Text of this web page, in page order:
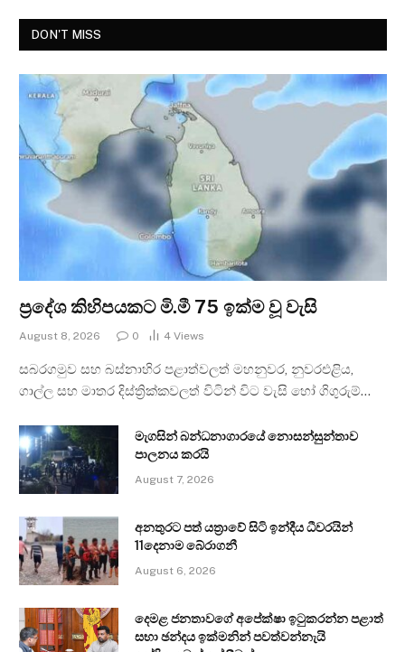
DON'T MISS
ප්‍රදේශ කිහිපයකට මි.මී 75 ඉක්ම වූ වැසි
August 8, 2026 0 4 Views
සබරගමුව සහ බස්නාහිර පළාත්වලත් මහනුවර, නුවරඑළිය,
ගාල්ල සහ මාතර දිස්ත්‍රික්කවලත් විටින් විට වැසි හෝ ගිගුරුම්…
මැගසින් බන්ධනාගාරයේ නොසන්සුන්තාව
පාලනය කරයි
August 7, 2026
අනතුරට පත් යත්‍රාවේ සිටි ඉන්දීය ධීවරයින්
11දෙනාම බේරාගනී
August 6, 2026
දෙමළ ජනතාවගේ අපේක්ෂා ඉටුකරන්න පළාත්
සභා ඡන්දය ඉක්මනින් පවත්වන්නැයි